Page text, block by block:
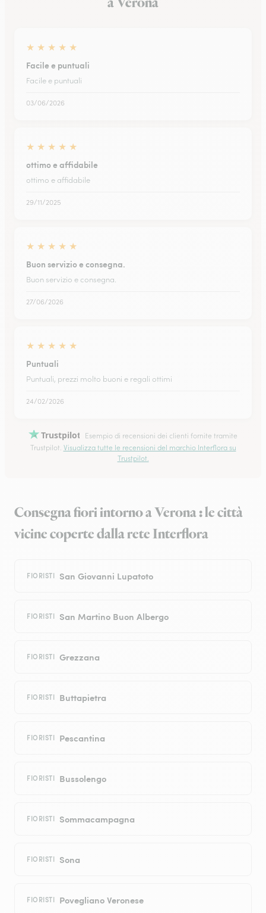
★ ★ ★ ★ ★
Facile e puntuali
Facile e puntuali
03/06/2026
★ ★ ★ ★ ★
ottimo e affidabile
ottimo e affidabile
29/11/2025
★ ★ ★ ★ ★
Buon servizio e consegna.
Buon servizio e consegna.
27/06/2026
★ ★ ★ ★ ★
Puntuali
Puntuali, prezzi molto buoni e regali ottimi
24/02/2026
Trustpilot
Esempio di recensioni dei clienti fornite tramite
Trustpilot. Visualizza tutte le recensioni del marchio Interflora su
Trustpilot.
Consegna fiori intorno a Verona : le città
vicine coperte dalla rete Interflora
FIORISTI San Giovanni Lupatoto
FIORISTI San Martino Buon Albergo
FIORISTI Grezzana
FIORISTI Buttapietra
FIORISTI Pescantina
FIORISTI Bussolengo
FIORISTI Sommacampagna
FIORISTI Sona
FIORISTI Povegliano Veronese